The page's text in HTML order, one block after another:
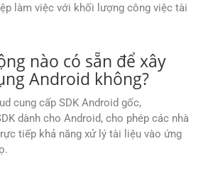
làm việc với khối lượng công việc tài
nào có sẵn để xây
Android không?
cung cấp SDK Android gốc,
dành cho Android, cho phép các nhà
tiếp khả năng xử lý tài liệu vào ứng